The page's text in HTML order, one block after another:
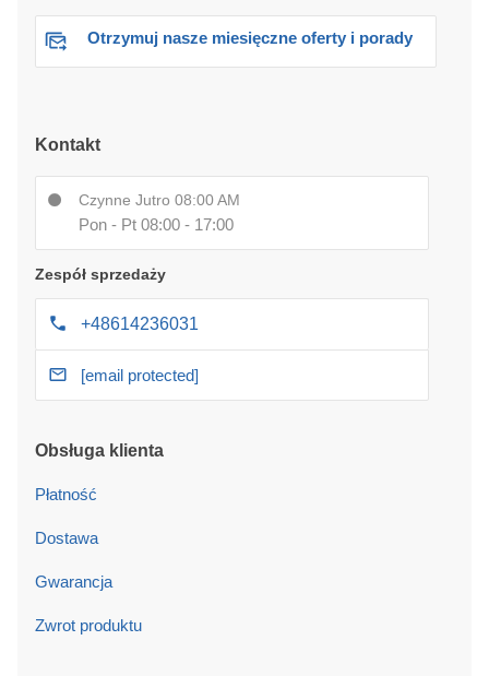
Otrzymuj nasze miesięczne oferty i porady
Kontakt
Czynne Jutro 08:00 AM
Pon - Pt 08:00 - 17:00
Zespół sprzedaży
+48614236031
[email protected]
Obsługa klienta
Płatność
Dostawa
Gwarancja
Zwrot produktu